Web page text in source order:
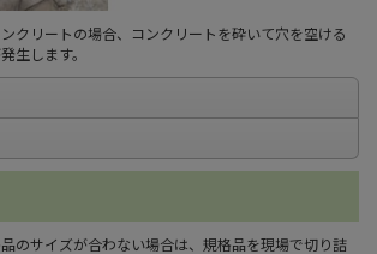
クリートの場合、コンクリートを砕いて穴を空ける
生します。
のサイズが合わない場合は、規格品を現場で切り詰